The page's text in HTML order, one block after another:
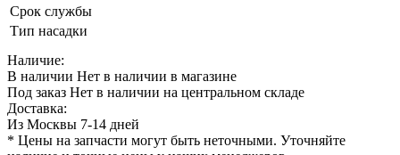
Срок службы
Тип насадки
Наличие:
В наличии Нет в наличии в магазине
Под заказ Нет в наличии на центральном складе
Доставка:
Из Москвы 7-14 дней
* Цены на запчасти могут быть неточными. Уточняйте